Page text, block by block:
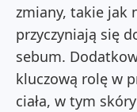
zmiany, takie jak
przyczyniają się
sebum.
kluczową rolę w
ciała, w tym